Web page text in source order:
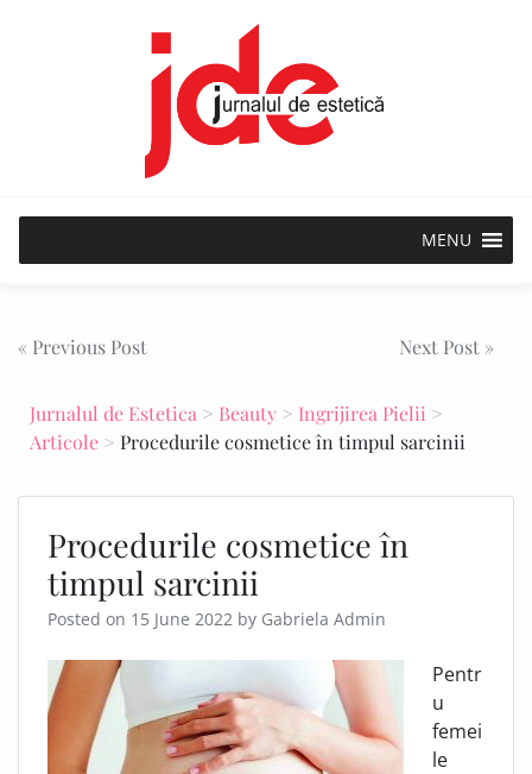
MENU
Post
navigation
« Previous Post Next Post »
Jurnalul de Estetica > Beauty > Ingrijirea Pielii >
Articole > Procedurile cosmetice în timpul sarcinii
Procedurile cosmetice în
timpul sarcinii
Posted on 15 June 2022 by Gabriela Admin
Pentr
u
femei
le